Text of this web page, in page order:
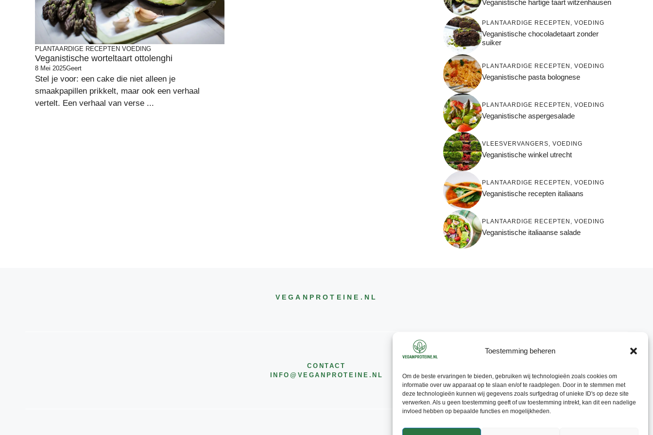
Toestemming beheren
Om de beste ervaringen te bieden, gebruiken wij technologieën zoals cookies om
informatie over uw apparaat op te slaan en/of te raadplegen. Door in te stemmen met
deze technologieën kunnen wij gegevens zoals surfgedrag of unieke ID's op deze site
verwerken. Als u geen toestemming geeft of uw toestemming intrekt, kan dit een nadelige
invloed hebben op bepaalde functies en mogelijkheden.
PLANTAARDIGE RECEPTEN VOEDING
Veganistische worteltaart ottolenghi
8 Mei 2025Geert
Stel je voor: een cake die niet alleen je
smaakpapillen prikkelt, maar ook een verhaal
vertelt. Een verhaal van verse ...
Veganistische hartige taart witzenhausen
PLANTAARDIGE RECEPTEN , VOEDING
Veganistische chocoladetaart zonder
suiker
PLANTAARDIGE RECEPTEN , VOEDING
Veganistische pasta bolognese
PLANTAARDIGE RECEPTEN , VOEDING
Veganistische aspergesalade
VLEESVERVANGERS, VOEDING
Veganistische winkel utrecht
PLANTAARDIGE RECEPTEN , VOEDING
Veganistische recepten italiaans
PLANTAARDIGE RECEPTEN , VOEDING
Veganistische italiaanse salade
VEGANPROTEINE .NL
CONTACT
INFO@ VEGANPROTEINE .NL